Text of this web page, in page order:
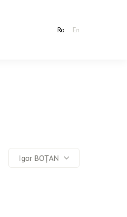
Ro En
Igor BOȚAN